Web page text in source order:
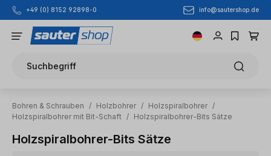
Zum Hauptinhalt springen
+49 (0) 8152 92898-0 info@sautershop.de
Suchbegriff
Bohren & Schrauben / Holzbohrer / Holzspiralbohrer /
Holzspiralbohrer mit Bit-Schaft / Holzspiralbohrer-Bits Sätze
Holzspiralbohrer-Bits Sätze